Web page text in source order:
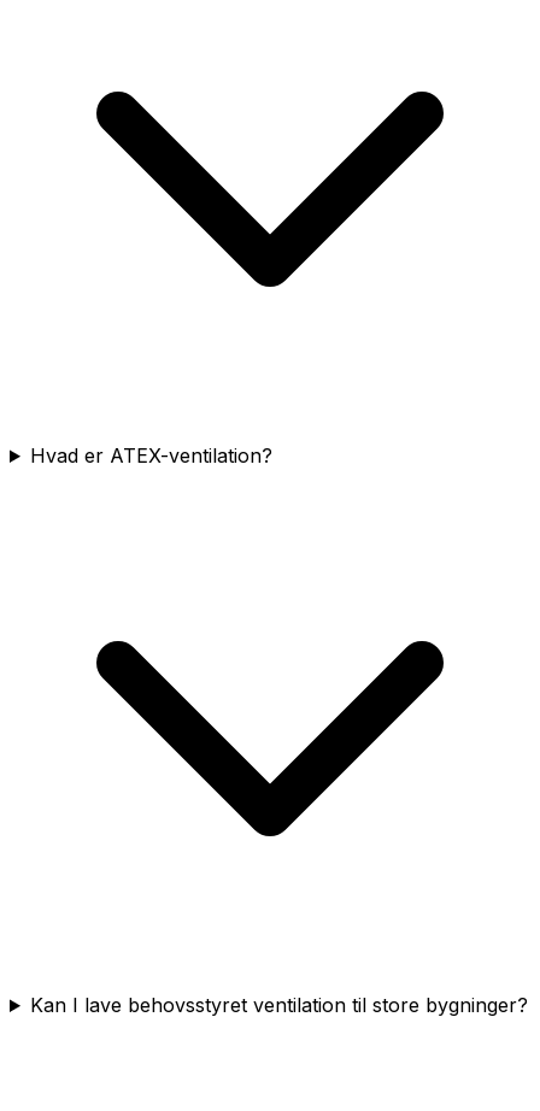
Hvad er ATEX-ventilation?
Kan I lave behovsstyret ventilation til store bygninger?